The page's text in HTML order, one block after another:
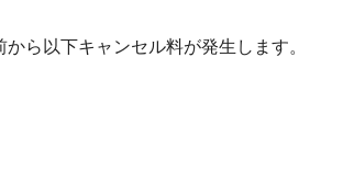
ら以下キャンセル料が発生します。